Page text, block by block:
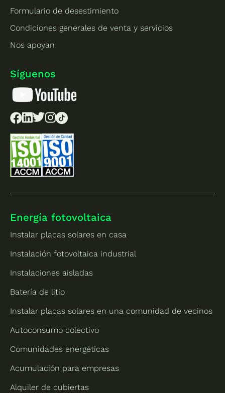
Formulario de desestimiento
Condiciones generales de venta y servicios
Nos apoyan
Síguenos
Energía fotovoltaica
Instalar placas solares en casa
Instalación fotovoltaica industrial
Instalaciones aisladas
Batería de litio
Instalar placas solares en una comunidad de vecinos
Autoconsumo colectivo
Comunidades energéticas
Acumulación para empresas
Alquiler de cubiertas